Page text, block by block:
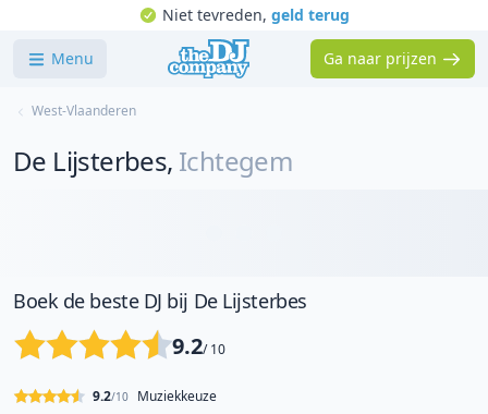
Niet tevreden, geld terug
Menu Ga naar prijzen
West-Vlaanderen
De Lijsterbes, Ichtegem
Boek de beste DJ bij De Lijsterbes
9.2/ 10
Muziekkeuze
9.2/10